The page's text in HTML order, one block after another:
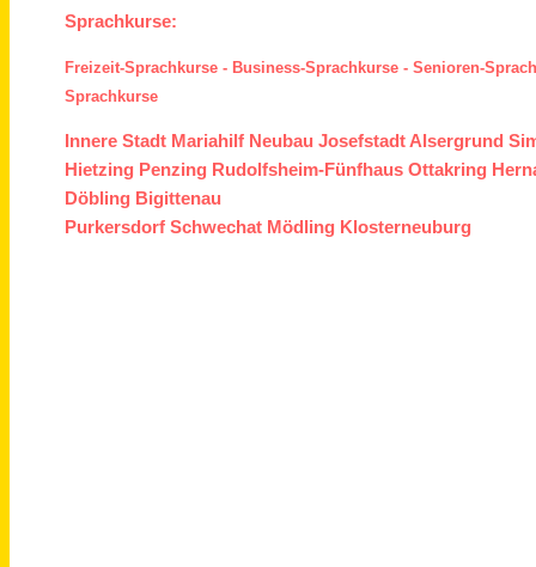
Sprachkurse:
Freizeit-Sprachkurse - Business-Sprachkurse -Senioren-
Sprachkurse
Innere Stadt Mariahilf Neubau Josefstadt Alsergrund
Hietzing Penzing Rudolfsheim-Fünfhaus Ottakring
Döbling Bigittenau
Purkersdorf Schwechat Mödling Klosterneuburg